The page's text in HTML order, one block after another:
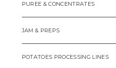
PUREE & CONCENTRATES
JAM & PREPS
POTATOES PROCESSING LINES